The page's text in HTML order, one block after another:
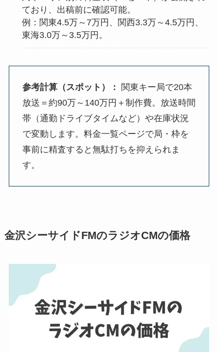
ており、出稿前に確認可能。
例：関東4.5万～7万円、関西3.3万～4.5万円、
東海3.0万～3.5万円。
参考計算（スポット）：
関東キー局で20本
放送＝約90万～140万円＋制作費。放送時間
帯（通勤ドライブタイムなど）や在庫状況
で変動します。料金一覧ページで局・枠を
事前に精査すると無駄打ちを抑えられま
す。
金沢シーサイドFMのラジオCMの価格